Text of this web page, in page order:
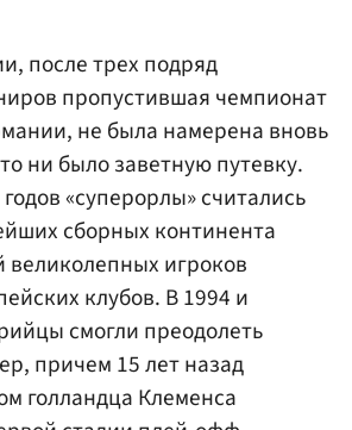
после трех подряд
пропустившая чемпионат
не была намерена вновь
ни было заветную путевку.
«суперорлы» считались
сборных континента
великолепных игроков
клубов. В 1994 и
смогли преодолеть
причем 15 лет назад
голландца Клеменса